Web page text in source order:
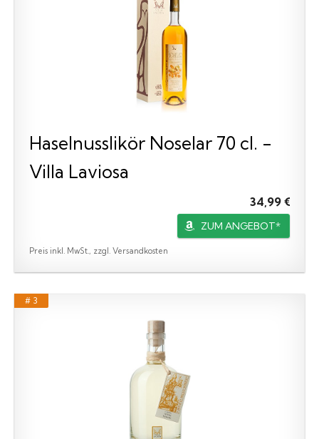
Haselnusslikör Noselar 70 cl. -
Villa Laviosa
34,99 €
ZUM ANGEBOT*
Preis inkl. MwSt., zzgl. Versandkosten
# 3